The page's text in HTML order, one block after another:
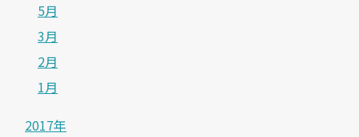
5月
3月
2月
1月
2017年